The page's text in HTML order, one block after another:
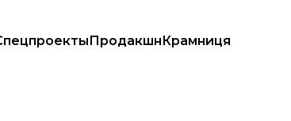
ПродакшнКрамниця
Он в содеянном «искренне раскаялся»